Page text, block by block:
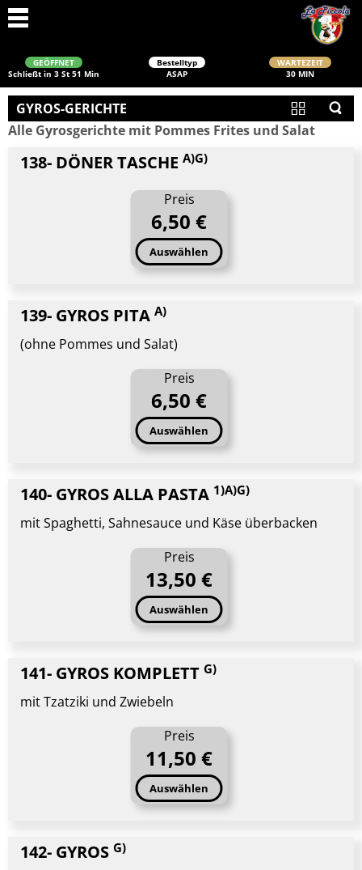
GEÖFFNET
Schließt in 3 St 51 Min
Bestelltyp
ASAP
WARTEZEIT
30 MIN
GYROS-GERICHTE
Alle Gyrosgerichte mit Pommes Frites und Salat
138- DÖNER TASCHE A)G)
Preis
6,50 €
Auswählen
139- GYROS PITA A)
(ohne Pommes und Salat)
Preis
6,50 €
Auswählen
140- GYROS ALLA PASTA 1)A)G)
mit Spaghetti, Sahnesauce und Käse überbacken
Preis
13,50 €
Auswählen
141- GYROS KOMPLETT G)
mit Tzatziki und Zwiebeln
Preis
11,50 €
Auswählen
142- GYROS G)